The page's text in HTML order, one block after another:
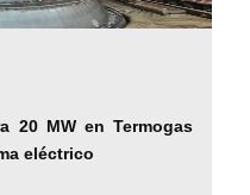
20 MW en Termogas
eléctrico